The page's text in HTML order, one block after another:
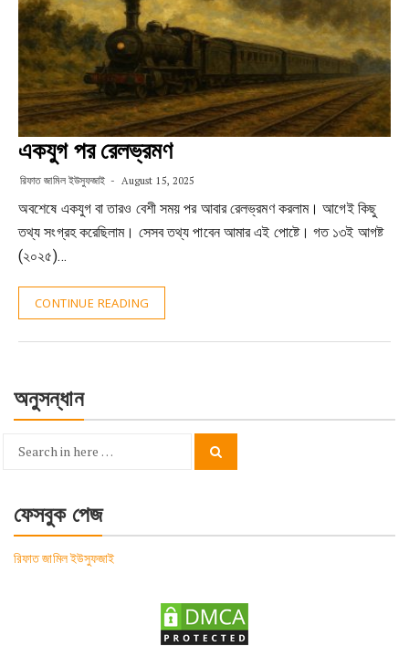
একযুগ পর রেলভ্রমণ
রিফাত জামিল ইউসুফজাই August 15, 2025
অবশেষে একযুগ বা তারও বেশী সময় পর আবার রেলভ্রমণ করলাম। আগেই কিছু
তথ্য সংগ্রহ করেছিলাম। সেসব তথ্য পাবেন আমার এই পোষ্টে। গত ১৩ই আগষ্ট
(২০২৫)…
CONTINUE READING
অনুসন্ধান
Search
ফেসবুক পেজ
রিফাত জামিল ইউসুফজাই